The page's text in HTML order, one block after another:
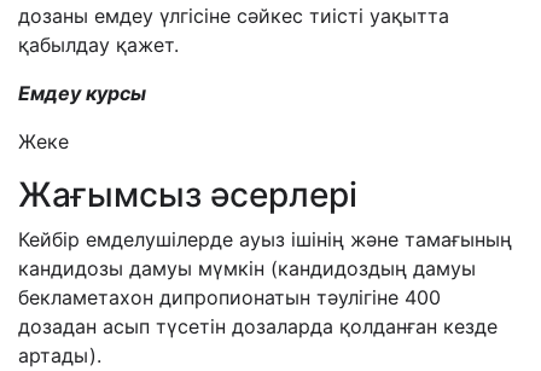
дозаны емдеу үлгісіне сәйкес тиісті уақытта
қабылдау қажет.
Емдеу курсы
Жеке
Жағымсыз әсерлері
Кейбір емделушілерде ауыз ішінің және тамағының
кандидозы дамуы мүмкін (кандидоздың дамуы
бекламетахон дипропионатын тәулігіне 400
дозадан асып түсетін дозаларда қолданған кезде
артады).